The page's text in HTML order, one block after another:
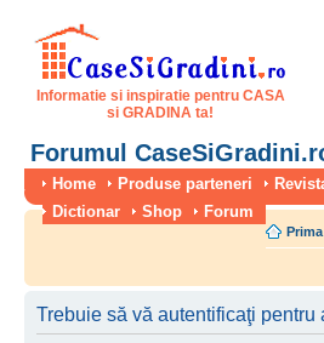
Informatie si inspiratie pentru CASA
si GRADINA ta!
Forumul
Home Produse parteneri
Dictionar
Shop Forum
Trebuie să vă autentificaţi pentru